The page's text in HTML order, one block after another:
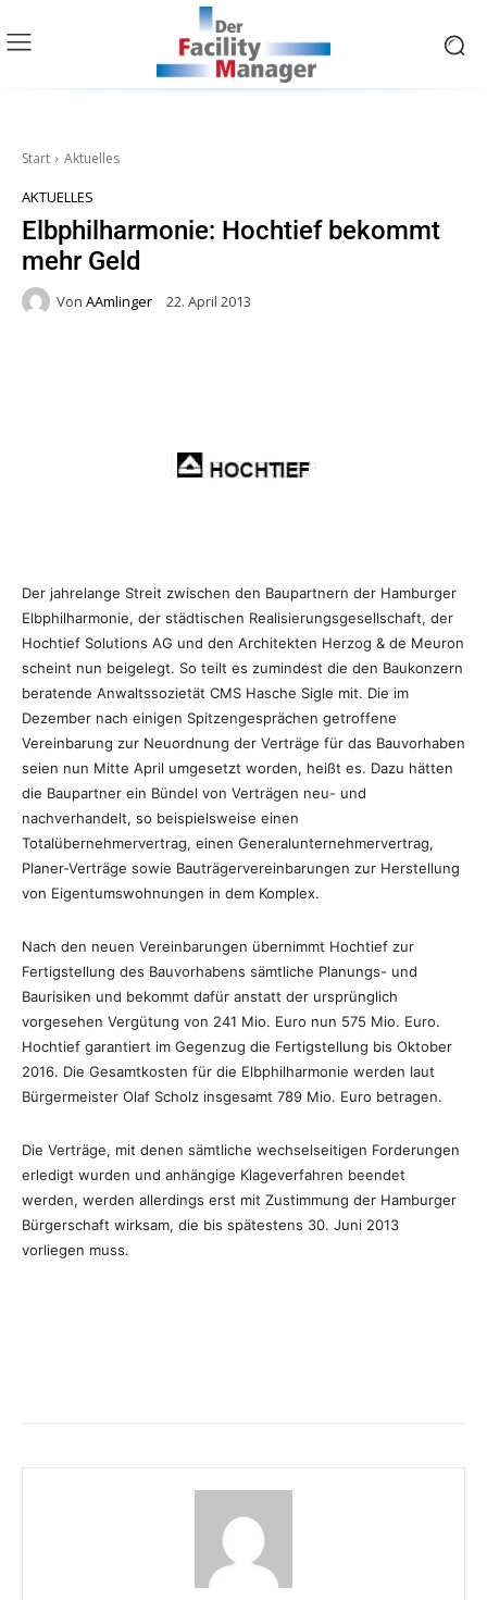
Start Aktuelles
AKTUELLES
Elbphilharmonie: Hochtief bekommt
mehr Geld
Von AAmlinger 22. April 2013
Der jahrelange Streit zwischen den Baupartnern der Hamburger
Elbphilharmonie, der städtischen Realisierungsgesellschaft, der
Hochtief Solutions AG und den Architekten Herzog & de Meuron
scheint nun beigelegt. So teilt es zumindest die den Baukonzern
beratende Anwaltssozietät CMS Hasche Sigle mit. Die im
Dezember nach einigen Spitzengesprächen getroffene
Vereinbarung zur Neuordnung der Verträge für das Bauvorhaben
seien nun Mitte April umgesetzt worden, heißt es. Dazu hätten
die Baupartner ein Bündel von Verträgen neu- und
nachverhandelt, so beispielsweise einen
Totalübernehmervertrag, einen Generalunternehmervertrag,
Planer-Verträge sowie Bauträgervereinbarungen zur Herstellung
von Eigentumswohnungen in dem Komplex.
Nach den neuen Vereinbarungen übernimmt Hochtief zur
Fertigstellung des Bauvorhabens sämtliche Planungs- und
Baurisiken und bekommt dafür anstatt der ursprünglich
vorgesehen Vergütung von 241 Mio. Euro nun 575 Mio. Euro.
Hochtief garantiert im Gegenzug die Fertigstellung bis Oktober
2016. Die Gesamtkosten für die Elbphilharmonie werden laut
Bürgermeister Olaf Scholz insgesamt 789 Mio. Euro betragen.
Die Verträge, mit denen sämtliche wechselseitigen Forderungen
erledigt wurden und anhängige Klageverfahren beendet
werden, werden allerdings erst mit Zustimmung der Hamburger
Bürgerschaft wirksam, die bis spätestens 30. Juni 2013
vorliegen muss.